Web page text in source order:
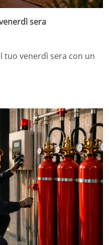
sera
tuo venerdì sera con un